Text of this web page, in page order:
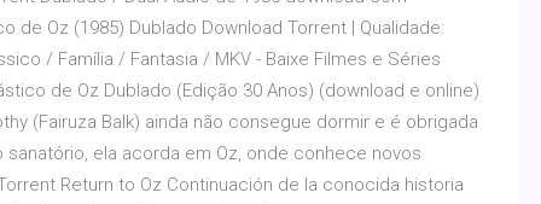
de Oz (1985) Dublado Download Torrent | Qualidade:
/ Família / Fantasia / MKV - Baixe Filmes e Séries
de Oz Dublado (Edição 30 Anos) (download e online)
(Fairuza Balk) ainda não consegue dormir e é obrigada
ela acorda em Oz, onde conhece novos
Return to Oz Continuación de la conocida historia